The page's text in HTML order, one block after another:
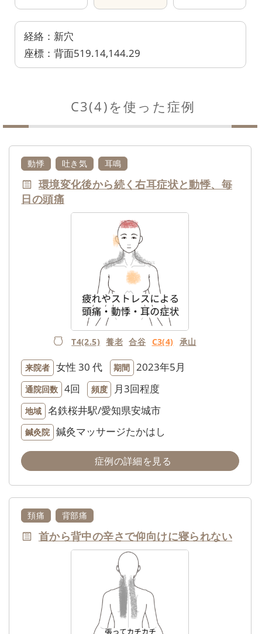
経絡：新穴
座標：背面519.14,144.29
C3(4)を使った症例
動悸 吐き気 耳鳴
環境変化後から続く右耳症状と動悸、毎
日の頭痛
T4(2.5) 養老 合谷 C3(4) 承山
来院者 女性 30 代 期間 2023年5月
通院回数 4回 頻度 月3回程度
地域 名鉄桜井駅/愛知県安城市
鍼灸院 鍼灸マッサージたかはし
症例の詳細を見る
頚痛 背部痛
首から背中の辛さで仰向けに寝られない